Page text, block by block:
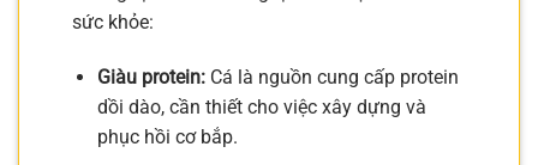
sức khỏe:
Giàu protein:Cá là nguồn cung cấp protein
dồi dào, cần thiết cho việc xây dựng và
phục hồi cơ bắp.